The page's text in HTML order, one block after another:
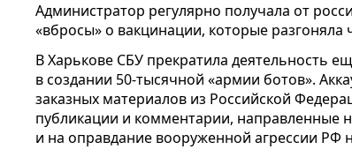
Администратор регулярно получала от
«вбросы» о вакцинации, которые разгоняла
В Харькове СБУ прекратила деятельность
в создании 50-тысячной «армии ботов».
заказных материалов из Российской
публикации и комментарии, направленные
и на оправдание вооруженной агрессии РФ